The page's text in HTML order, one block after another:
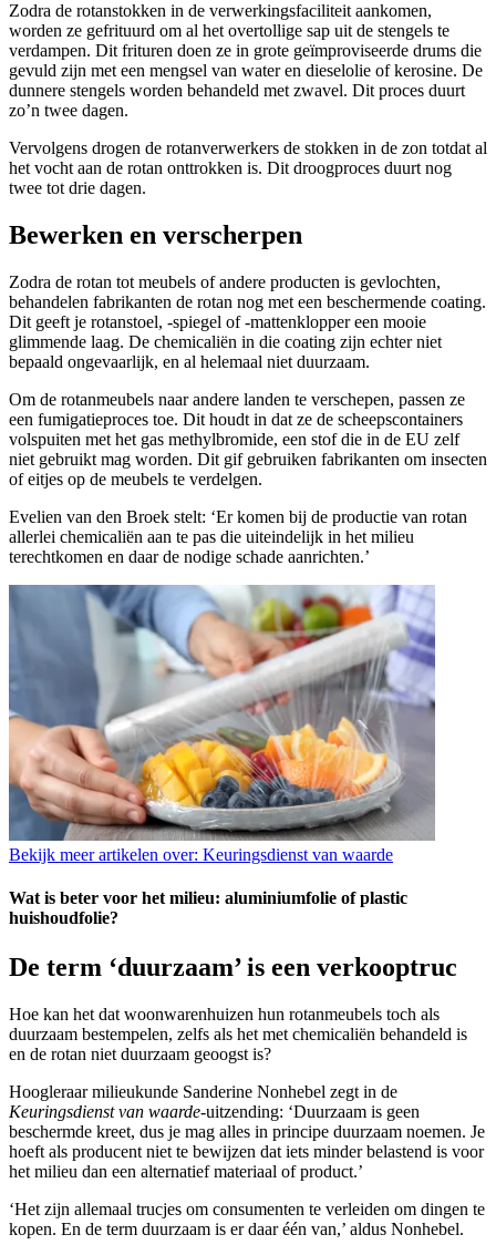
Zodra de rotanstokken in de verwerkingsfaciliteit aankomen,
worden ze gefrituurd om al het overtollige sap uit de stengels te
verdampen. Dit frituren doen ze in grote geïmproviseerde drums die
gevuld zijn met een mengsel van water en dieselolie of kerosine. De
dunnere stengels worden behandeld met zwavel. Dit proces duurt
zo’n twee dagen.
Vervolgens drogen de rotanverwerkers de stokken in de zon totdat al
het vocht aan de rotan onttrokken is. Dit droogproces duurt nog
twee tot drie dagen.
Bewerken en verscherpen
Zodra de rotan tot meubels of andere producten is gevlochten,
behandelen fabrikanten de rotan nog met een beschermende coating.
Dit geeft je rotanstoel, -spiegel of -mattenklopper een mooie
glimmende laag. De chemicaliën in die coating zijn echter niet
bepaald ongevaarlijk, en al helemaal niet duurzaam.
Om de rotanmeubels naar andere landen te verschepen, passen ze
een fumigatieproces toe. Dit houdt in dat ze de scheepscontainers
volspuiten met het gas methylbromide, een stof die in de EU zelf
niet gebruikt mag worden. Dit gif gebruiken fabrikanten om insecten
of eitjes op de meubels te verdelgen.
Evelien van den Broek stelt: ‘Er komen bij de productie van rotan
allerlei chemicaliën aan te pas die uiteindelijk in het milieu
terechtkomen en daar de nodige schade aanrichten.’
Bekijk meer artikelen over: Keuringsdienst van waarde
Wat is beter voor het milieu: aluminiumfolie of plastic
huishoudfolie?
De term ‘duurzaam’ is een verkooptruc
Hoe kan het dat woonwarenhuizen hun rotanmeubels toch als
duurzaam bestempelen, zelfs als het met chemicaliën behandeld is
en de rotan niet duurzaam geoogst is?
Hoogleraar milieukunde Sanderine Nonhebel zegt in de
Keuringsdienst van waarde-uitzending: ‘Duurzaam is geen
beschermde kreet, dus je mag alles in principe duurzaam noemen. Je
hoeft als producent niet te bewijzen dat iets minder belastend is voor
het milieu dan een alternatief materiaal of product.’
‘Het zijn allemaal trucjes om consumenten te verleiden om dingen te
kopen. En de term duurzaam is er daar één van,’ aldus Nonhebel.